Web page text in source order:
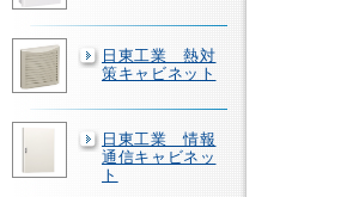
日東工業 熱対
策キャビネット
日東工業 情報
通信キャビネッ
ト